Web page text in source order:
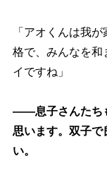
「アオくんは我
格で、みんなを和
イですね」
――息子さんたち
思います。双子で
い。